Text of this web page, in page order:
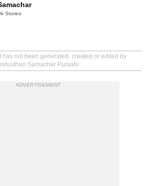
Stories
has not been generated, created or edited by
Samachar Punjabi
ADVERTISEMENT